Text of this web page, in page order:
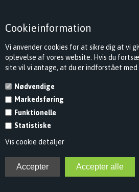
Cookieinformation
Vi anvender cookies for at sikre dig at vi
oplevelse af vores website. Hvis du
site vil vi antage, at du er indforstået med
Nødvendige
Markedsføring
Funktionelle
Statistiske
Vis cookie detaljer